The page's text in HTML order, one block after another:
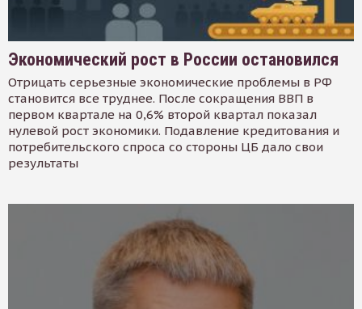
Экономический рост в России остановился
Отрицать серьезные экономические проблемы в РФ
становится все труднее. После сокращения ВВП в
первом квартале на 0,6% второй квартал показал
нулевой рост экономики. Подавление кредитования и
потребительского спроса со стороны ЦБ дало свои
результаты